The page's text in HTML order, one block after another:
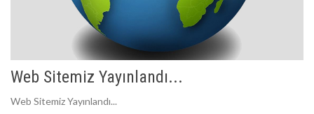
Web Sitemiz Yayınlandı...
Web Sitemiz Yayınlandı...